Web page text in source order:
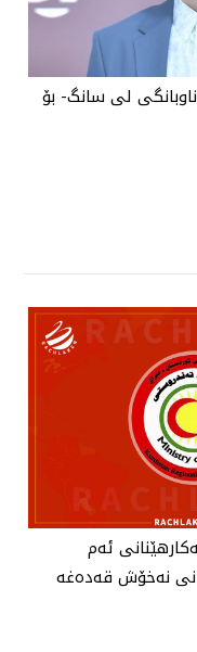
لی سانگ- بۆ
ئەم
نەخۆش قەدەغە